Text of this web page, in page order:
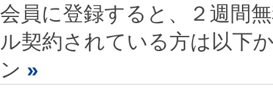
会員に登録すると、２週間
ル契約されている方は以下
ン »